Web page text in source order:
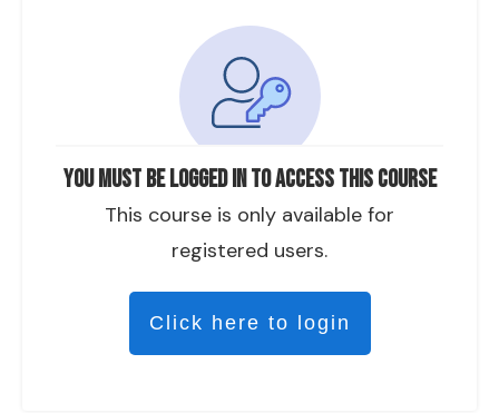
You must be logged in to access this course
This course is only available for
registered users.
Click here to login